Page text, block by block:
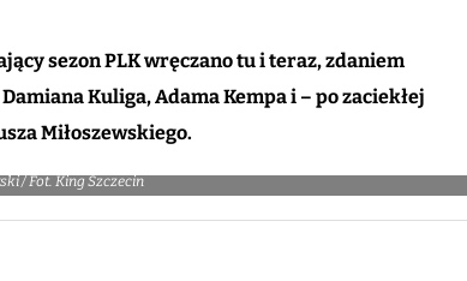
sezon PLK wręczano tu i teraz, zdaniem
Kuliga, Adama Kempa i – po zaciekłej
Miłoszewskiego.
/ Fot. King Szczecin